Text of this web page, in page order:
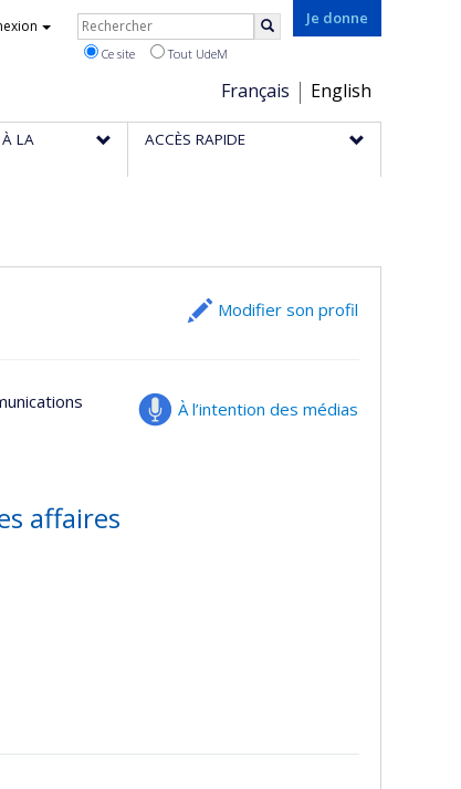
Je donne
Choix
de
la
Français English
Rechercher
Ce site Tout UdeM
À LA ACCÈS RAPIDE
Modifier son profil
À l’intention des médias
affaires